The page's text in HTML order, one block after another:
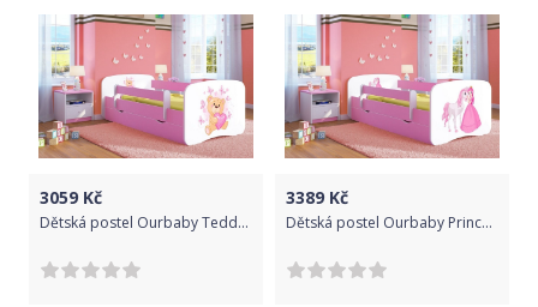
3059 Kč
Dětská postel Ourbaby Teddy Bear růžová 140x70 cm
3389 Kč
Dětská postel Ourbaby Princess růžová 180x80 cm